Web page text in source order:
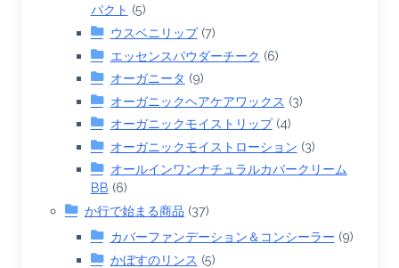
パクト (5)
ウスベニリップ(7)
エッセンスパウダーチーク (6)
オーガニータ (9)
オーガニックヘアケアワックス (3)
オーガニックモイストリップ(4)
オーガニックモイストローション (3)
オールインワンナチュラルカバークリーム
BB (6)
か行で始まる商品 (37)
カバーファンデーション＆コンシーラー (9)
かぼすのリンス (5)